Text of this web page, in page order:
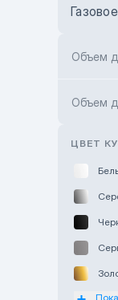
Объем
Объем
ЦВЕТ